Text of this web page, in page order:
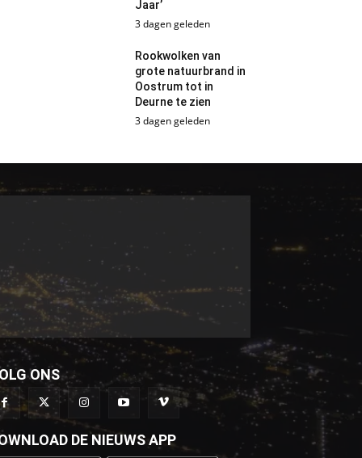
Jaar’
3 dagen geleden
Rookwolken van
grote natuurbrand in
Oostrum tot in
Deurne te zien
3 dagen geleden
ONS
DE NIEUWS APP